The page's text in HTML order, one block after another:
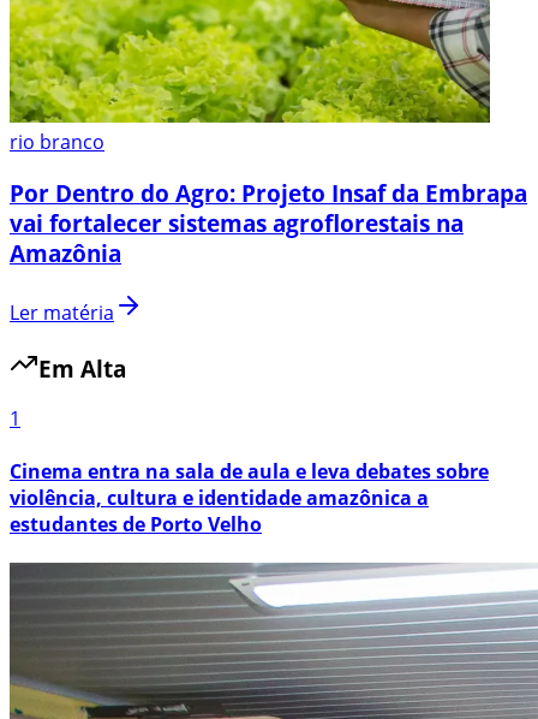
rio branco
Por Dentro do Agro: Projeto Insaf da Embrapa
vai fortalecer sistemas agroflorestais na
Amazônia
Ler matéria
Em Alta
1
Cinema entra na sala de aula e leva debates sobre
violência, cultura e identidade amazônica a
estudantes de Porto Velho